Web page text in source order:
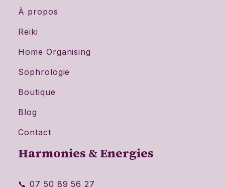
À propos
Reiki
Home Organising
Sophrologie
Boutique
Blog
Contact
Harmonies & Energies
📞 07 50 89 56 27